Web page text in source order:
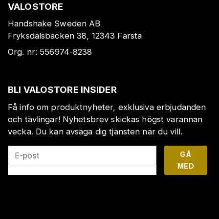
VALOSTORE
Handshake Sweden AB
Fryksdalsbacken 38, 12343 Farsta
Org. nr: 556974-8238
BLI VALOSTORE INSIDER
Få info om produktnyheter, exklusiva erbjudanden
och tävlingar! Nyhetsbrev skickas högst varannan
vecka. Du kan avsäga dig tjänsten när du vill.
E-post
GÅ
MED